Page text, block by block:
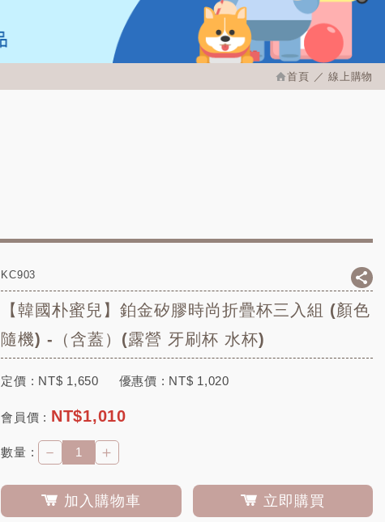
首頁 線上購物
KC903
【韓國朴蜜兒】鉑金矽膠時尚折疊杯三入組 (顏色
隨機) -（含蓋）(露營 牙刷杯 水杯)
定價 : NT$ 1,650 優惠價 : NT$ 1,020
會員價 : NT$1,010
數量 : － ＋
加入購物車 立即購買